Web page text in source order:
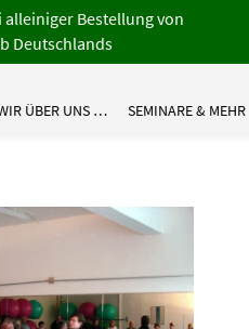
alleiniger Bestellung von
Deutschlands
ÜBER UNS … SEMINARE & MEHR